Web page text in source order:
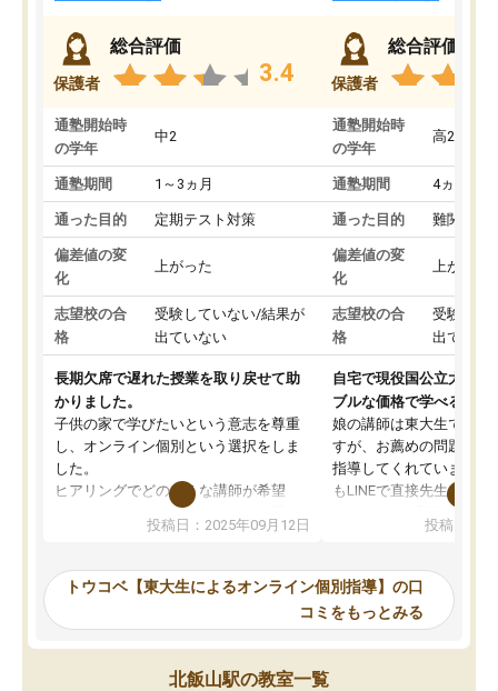
保護者
総合評価
3.4
通塾開始時
の学年
中2
通塾期間 1～3ヵ月
通った目的 定期テスト対策
偏差値の変
化
上がった
志望校の合
格
受験していない/結果が
出ていない
長期欠席で遅れた授業を取り戻せて助
かりました。
子供の家で学びたいという意志を尊重
し、オンライン個別という選択をしま
した。
ヒアリングでどのような講師が希望
か、オプションは付帯するかなど選ぶ
事が出来ました。
ーティングを行い、その講師で良いか
見てから講師を決定する事ができま
す。
うちの子は、初回面談の講師の方で決
投稿日：2025年09月12日
保護者
総合評価
通塾開始時
の学年
高2
通塾期間 4ヵ月～1
通った目的 難関私立
偏差値の変
化
上がった
志望校の合
格
受験して
出ていな
自宅で現役国公立大学生
ブルな価格で学べる
娘の講師は東大生では無
すが、お薦めの問題集や
指導してくれています。
もLINEで直接先生に質問
めれるので、個人に合
いなのがあり(有料)、受
ことをどんなスケジュー
くか相談したのですが、
ち期待したものではなく
投稿日：
トウコベ【東大生によるオンライン個別指導】の口
コミをもっとみる
北飯山駅の教室一覧